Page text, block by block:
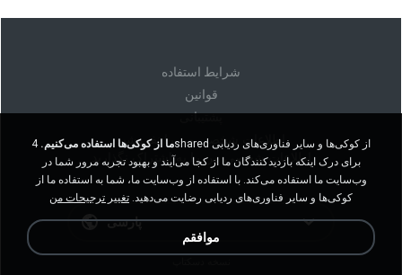
شرايط استفاده
قوانين
پشتیبانی
اطلاعات شخصی من را نفروشید
اطلاعات شخصی من را به اشتراک نگذارید
پارسی
ما از کوکی‌ها استفاده می‌کنیم. 4shared از کوکی‌ها و سایر فناوری‌های ردیابی
برای درک اینکه بازدیدکنندگان ما از کجا می‌آیند و بهبود تجربه مرور شما در
وب‌سایت ما استفاده می‌کند. با استفاده از وب‌سایت ما، شما به استفاده ما از
کوکی‌ها و سایر فناوری‌های ردیابی رضایت می‌دهید. تغییر ترجیحات من
موافقم